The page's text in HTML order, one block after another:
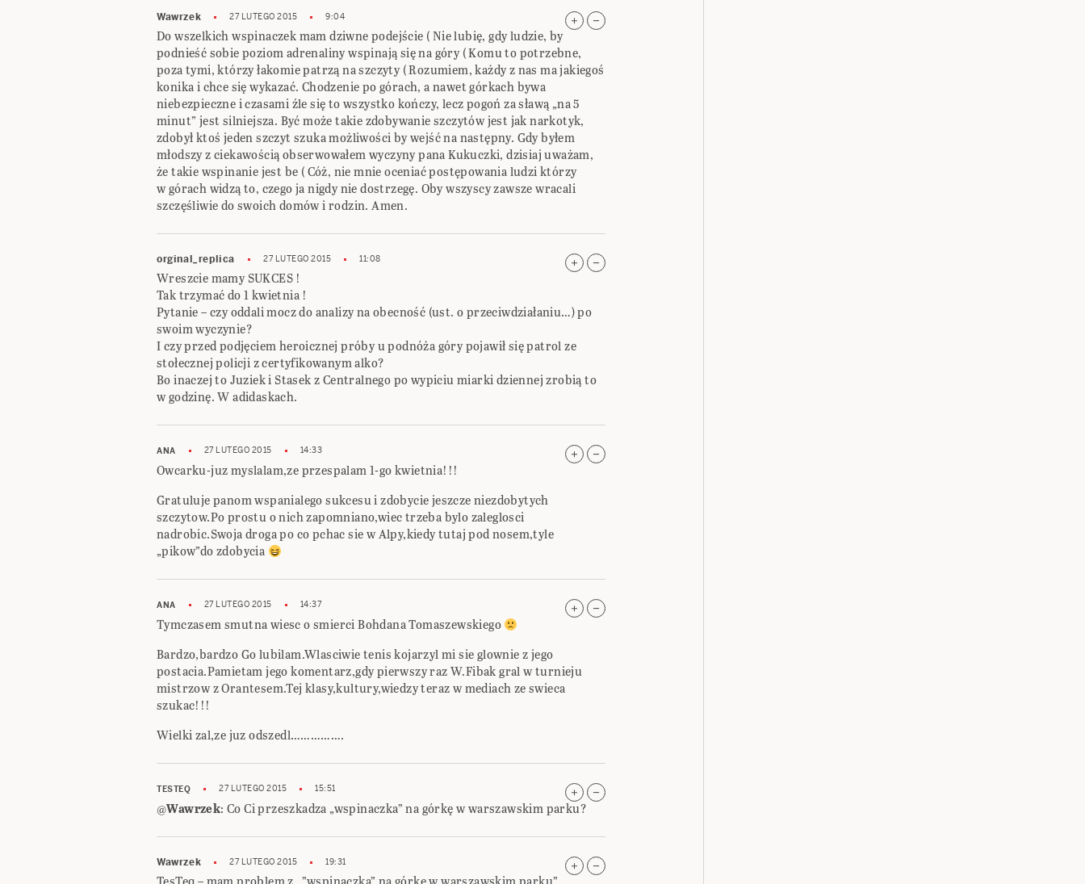
Wawrzek 27 LUTEGO 2015 9:04
Do wszelkich wspinaczek mam dziwne podejście ( Nie lubię, gdy ludzie, by
podnieść sobie poziom adrenaliny wspinają się na góry ( Komu to potrzebne,
poza tymi, którzy łakomie patrzą na szczyty ( Rozumiem, każdy z nas ma jakiegoś
konika i chce się wykazać. Chodzenie po górach, a nawet górkach bywa
niebezpieczne i czasami źle się to wszystko kończy, lecz pogoń za sławą „na 5
minut” jest silniejsza. Być może takie zdobywanie szczytów jest jak narkotyk,
zdobył ktoś jeden szczyt szuka możliwości by wejść na następny. Gdy byłem
młodszy z ciekawością obserwowałem wyczyny pana Kukuczki, dzisiaj uważam,
że takie wspinanie jest be ( Cóż, nie mnie oceniać postępowania ludzi którzy
w górach widzą to, czego ja nigdy nie dostrzegę. Oby wszyscy zawsze wracali
szczęśliwie do swoich domów i rodzin. Amen.
orginal_replica 27 LUTEGO 2015 11:08
Wreszcie mamy SUKCES !
Tak trzymać do 1 kwietnia !
Pytanie – czy oddali mocz do analizy na obecność (ust. o przeciwdziałaniu…) po
swoim wyczynie?
I czy przed podjęciem heroicznej próby u podnóża góry pojawił się patrol ze
stołecznej policji z certyfikowanym alko?
Bo inaczej to Juziek i Stasek z Centralnego po wypiciu miarki dziennej zrobią to
w godzinę. W adidaskach.
ANA 27 LUTEGO 2015 14:33
Owcarku-juz myslalam,ze przespalam 1-go kwietnia!!!
Gratuluje panom wspanialego sukcesu i zdobycie jeszcze niezdobytych
szczytow.Po prostu o nich zapomniano,wiec trzeba bylo zaleglosci
nadrobic.Swoja droga po co pchac sie w Alpy,kiedy tutaj pod nosem,tyle
„pikow”do zdobycia
ANA 27 LUTEGO 2015 14:37
Tymczasem smutna wiesc o smierci Bohdana Tomaszewskiego
Bardzo,bardzo Go lubilam.Wlasciwie tenis kojarzyl mi sie glownie z jego
postacia.Pamietam jego komentarz,gdy pierwszy raz W.Fibak gral w turnieju
mistrzow z Orantesem.Tej klasy,kultury,wiedzy teraz w mediach ze swieca
szukac!!!
Wielki zal,ze juz odszedl…………….
TESTEQ 27 LUTEGO 2015 15:51
@Wawrzek: Co Ci przeszkadza „wspinaczka” na górkę w warszawskim parku?
Wawrzek 27 LUTEGO 2015 19:31